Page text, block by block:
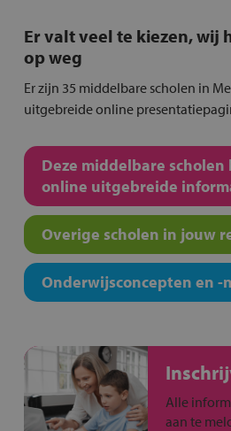
Er valt veel te kiezen, wij
op weg
Er zijn 35 middelbare scholen in
uitgebreide online
Deze middelbare scholen
online uitgebreide
Overige scholen in jouw
Onderwijsconcepten en -
Alle
aan te